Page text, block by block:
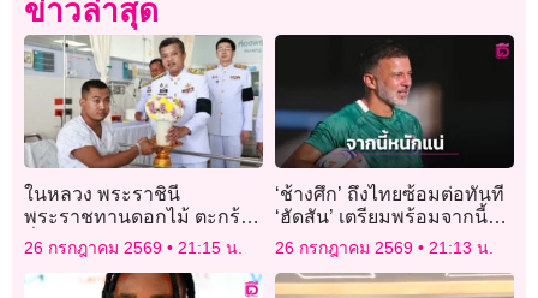
ข่าวล่าสุด
ในหลวง พระราชินี
พระราชทานดอกไม้ ตะกร้า
สิ่งของพระราชทาน แก่กำลัง
พลที่ได้รับบาดเจ็บขณะปฏิบัติ
หน้าที่
26 กรกฎาคม 2569 21:15 น.
‘ช้างศึก’ ถึงไทยซ้อมต่อทันที
‘ฮัดสัน’ เตรียมพร้อมจากนี้
หนักแน่
26 กรกฎาคม 2569 21:13 น.